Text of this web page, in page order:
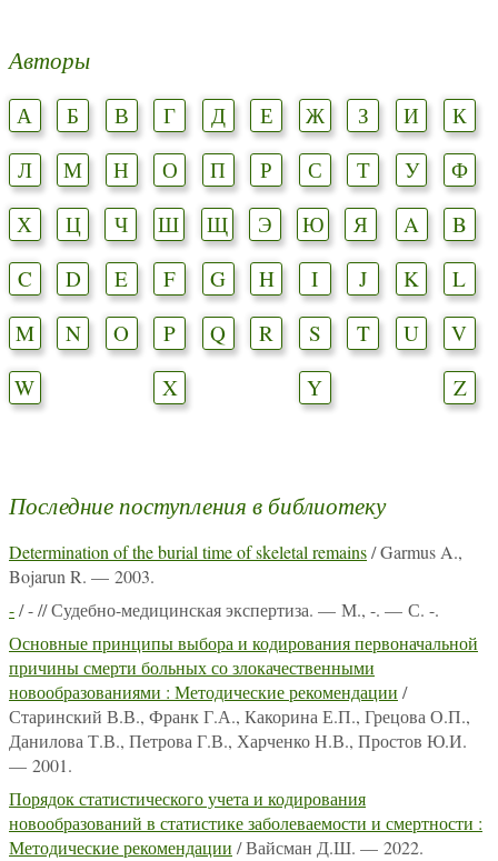
Авторы
А Б В Г Д Е Ж З И
К
Л
М Н О П Р С Т У
Ф
Х
Ц Ч Ш Щ Э Ю Я A
B
C
D E F G H I J K
L
M
N O P Q R S T U
V
W
X Y Z
Последние поступления в библиотеку
Determination of the burial time of skeletal remains/ Garmus A.,
Bojarun R. — 2003.
-/ - // Судебно-медицинская экспертиза. — М., -. — С. -.
Основные принципы выбора и кодирования первоначальной
причины смерти больных со злокачественными
новообразованиями : Методические рекомендации /
Старинский В.В., Франк Г.А., Какорина Е.П., Грецова О.П.,
Данилова Т.В., Петрова Г.В., Харченко Н.В., Простов Ю.И.
— 2001.
Порядок статистического учета и кодирования
новообразований в статистике заболеваемости и смертности :
Методические рекомендации / Вайсман Д.Ш. — 2022.